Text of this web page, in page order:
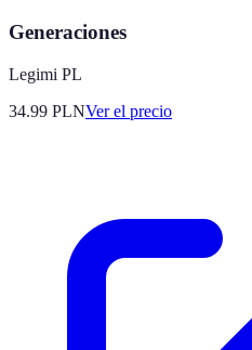
Generaciones
Legimi PL
34.99 PLNVer el precio